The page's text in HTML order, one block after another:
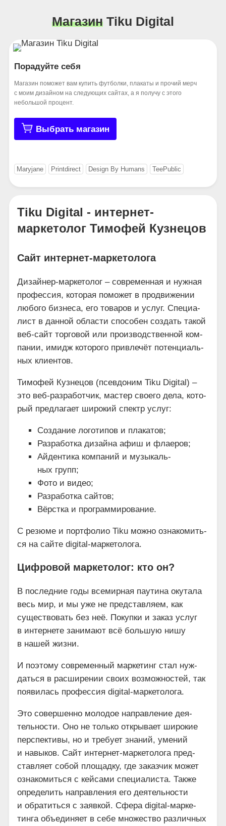
Магазин Tiku Digital
Порадуйте себя
Магазин поможет вам купить футболки, плакаты и прочий мерч
с моим дизайном на следующих сайтах, а я получу с этого
небольшой процент.
Выбрать магазин
Maryjane Printdirect Design By Humans TeePublic
Tiku Digital - интернет-
маркетолог Тимофей Кузнецов
Сайт интернет-маркетолога
Дизай­нер-мар­ке­то­лог – совре­мен­ная и нуж­ная
про­фес­сия, кото­рая помо­жет в про­дви­же­нии
любо­го биз­не­са, его това­ров и услуг. Спе­ци­а­
лист в дан­ной обла­сти спо­со­бен создать такой
веб-сайт тор­го­вой или про­из­вод­ствен­ной ком­
па­нии, имидж кото­ро­го при­вле­чёт потен­ци­аль­
ных клиентов.
Тимо­фей Куз­не­цов (псев­до­ним Tiku Digital) –
это веб-раз­ра­бот­чик, мастер сво­е­го дела, кото­
рый пред­ла­га­ет широ­кий спектр услуг:
Созда­ние лого­ти­пов и плакатов;
Раз­ра­бот­ка дизай­на афиш и флаеров;
Айден­ти­ка ком­па­ний и музы­каль­
ных групп;
Фото и видео;
Раз­ра­бот­ка сайтов;
Вёрст­ка и программирование.
С резю­ме и порт­фо­лио Tiku мож­но озна­ко­мить­
ся на сай­те digital-маркетолога.
Цифровой маркетолог: кто он?
В послед­ние годы все­мир­ная пау­ти­на оку­та­ла
весь мир, и мы уже не пред­став­ля­ем, как
суще­ство­вать без неё. Покуп­ки и заказ услуг
в интер­не­те зани­ма­ют всё боль­шую нишу
в нашей жизни.
И поэто­му совре­мен­ный мар­ке­тинг стал нуж­
дать­ся в рас­ши­ре­нии сво­их воз­мож­но­стей, так
появи­лась про­фес­сия digital-маркетолога.
Это совер­шен­но моло­дое направ­ле­ние дея­
тель­но­сти. Оно не толь­ко откры­ва­ет широ­кие
пер­спек­ти­вы, но и тре­бу­ет зна­ний, уме­ний
и навы­ков. Сайт интер­нет-мар­ке­то­ло­га пред­
став­ля­ет собой пло­щад­ку, где заказ­чик может
озна­ко­мить­ся с кей­са­ми спе­ци­а­ли­ста. Так­же
опре­де­лить направ­ле­ния его дея­тель­но­сти
и обра­тить­ся с заяв­кой. Сфе­ра digital-мар­ке­
тин­га объ­еди­ня­ет в себе мно­же­ство раз­лич­ных